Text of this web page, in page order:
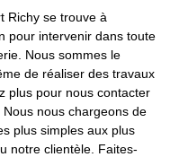
Richy se trouve à
pour intervenir dans toute
Nous sommes le
de réaliser des travaux
plus pour nous contacter
nous chargeons de
plus simples aux plus
notre clientèle. Faites-